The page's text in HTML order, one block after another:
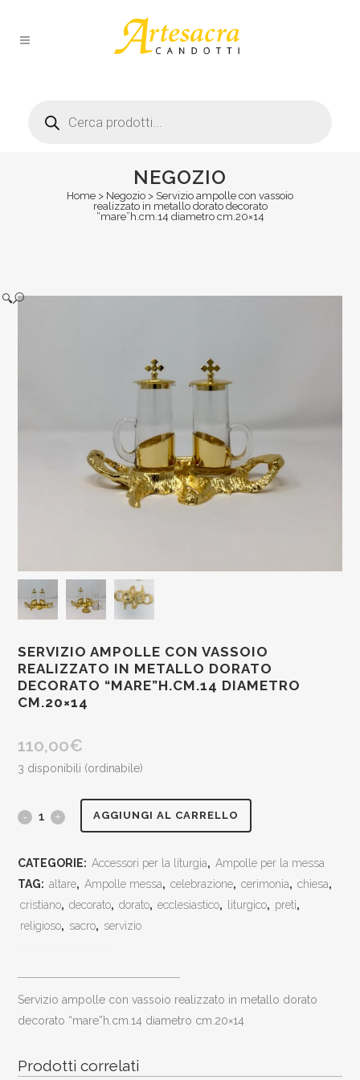
search
NEGOZIO
Home > Negozio > Servizio ampolle con vassoio
realizzato in metallo dorato decorato
“mare”h.cm.14 diametro cm.20×14
🔍
SERVIZIO AMPOLLE CON VASSOIO
REALIZZATO IN METALLO DORATO
DECORATO “MARE”H.CM.14 DIAMETRO
CM.20×14
110,00€
3 disponibili (ordinabile)
Servizio
vassoio
realizzato
metallo
dorato
AGGIUNGI AL CARRELLO
CATEGORIE: Accessori per la liturgia, Ampolle per la messa
TAG: altare, Ampolle messa, celebrazione, cerimonia, chiesa,
cristiano, decorato, dorato, ecclesiastico, liturgico, preti,
religioso, sacro, servizio
Servizio ampolle con vassoio realizzato in metallo dorato
decorato “mare”h.cm.14 diametro cm.20×14
Prodotti correlati